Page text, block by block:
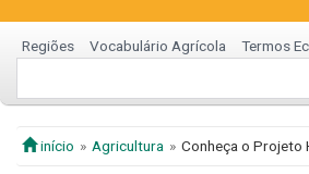
Regiões Vocabulário Agrícola Termos
início Agricultura Conheça o Projeto